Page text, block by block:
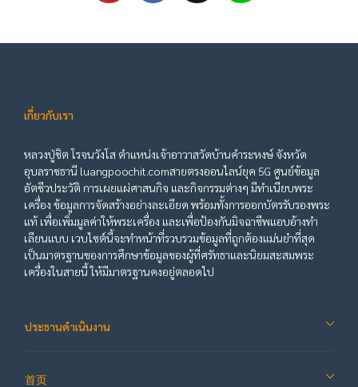
เกี่ยวกับเรา
หลวงปู่ชิต โรจนวังโส ตำแหน่งเจ้าอาวาสวัดบ้านคำระหงษ์ จังหวัด
อุบลราชธานี luangpoochit.comสายตรงออนไลน์ยุค 5G ศูนย์ข้อมูล
อัตชีวประวัติ การเผยแผ่ศาสนกิจ และกิจกรรมต่างๆ มีทำเนียบพระ
เครื่อง ข้อมูลการจัดสร้างอย่างละเอียด พร้อมทั้งการออกบัตรรับรองพระ
แท้ เพื่อเพิ่มมูลค่าให้พระเครื่อง และเพื่อป้องกันมิจฉาชีพแอบอ้างทำ
เลียนแบบ เวบไซต์นี้จะทำหน้าที่รวบรวมข้อมูลที่ถูกต้องแม่นยำที่สุด
เป็นมาตรฐานของการศึกษาข้อมูลของผู้ที่ศรัทธาและนิยมสะสมพระ
เครื่องในสายนี้ ให้มีมาตรฐานคงอยู่ตลอดไป
ประธานดำเนินงาน
首页